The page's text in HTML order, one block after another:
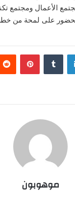
الأعمال ومجتمع
على لمحة من
لينكدإن بينتيريست
موهوبون